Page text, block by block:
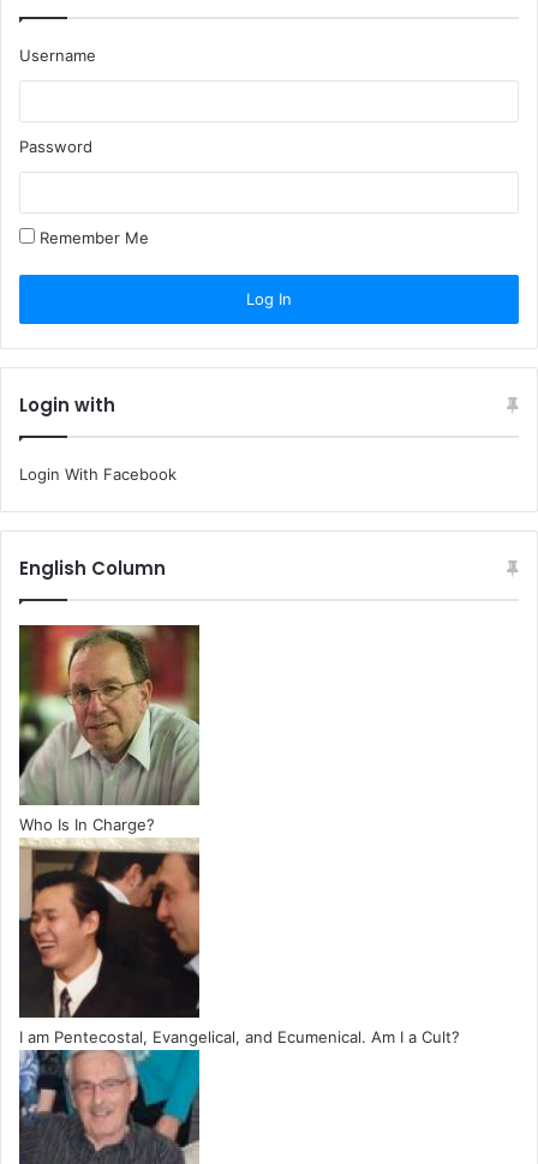
Username
Password
Remember Me
Login with
Login With Facebook
English Column
Who Is In Charge?
I am Pentecostal, Evangelical, and Ecumenical. Am I a Cult?